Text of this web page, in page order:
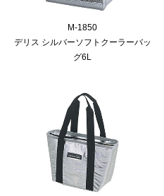
M-1850
デリス シルバーソフトクーラーバッ
グ6L